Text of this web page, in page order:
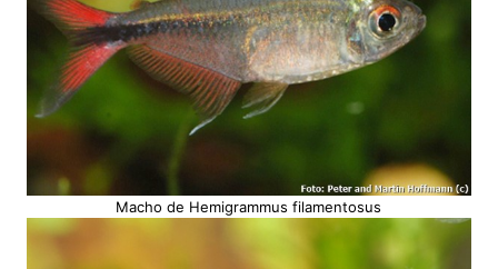
Macho de Hemigrammus filamentosus